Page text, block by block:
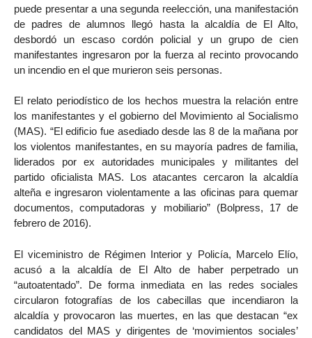
puede presentar a una segunda reelección, una manifestación
de padres de alumnos llegó hasta la alcaldía de El Alto,
desbordó un escaso cordón policial y un grupo de cien
manifestantes ingresaron por la fuerza al recinto provocando
un incendio en el que murieron seis personas.
El relato periodístico de los hechos muestra la relación entre
los manifestantes y el gobierno del Movimiento al Socialismo
(MAS). “El edificio fue asediado desde las 8 de la mañana por
los violentos manifestantes, en su mayoría padres de familia,
liderados por ex autoridades municipales y militantes del
partido oficialista MAS. Los atacantes cercaron la alcaldía
alteña e ingresaron violentamente a las oficinas para quemar
documentos, computadoras y mobiliario” (Bolpress, 17 de
febrero de 2016).
El viceministro de Régimen Interior y Policía, Marcelo Elío,
acusó a la alcaldía de El Alto de haber perpetrado un
“autoatentado”. De forma inmediata en las redes sociales
circularon fotografías de los cabecillas que incendiaron la
alcaldía y provocaron las muertes, en las que destacan “ex
candidatos del MAS y dirigentes de ‘movimientos sociales’